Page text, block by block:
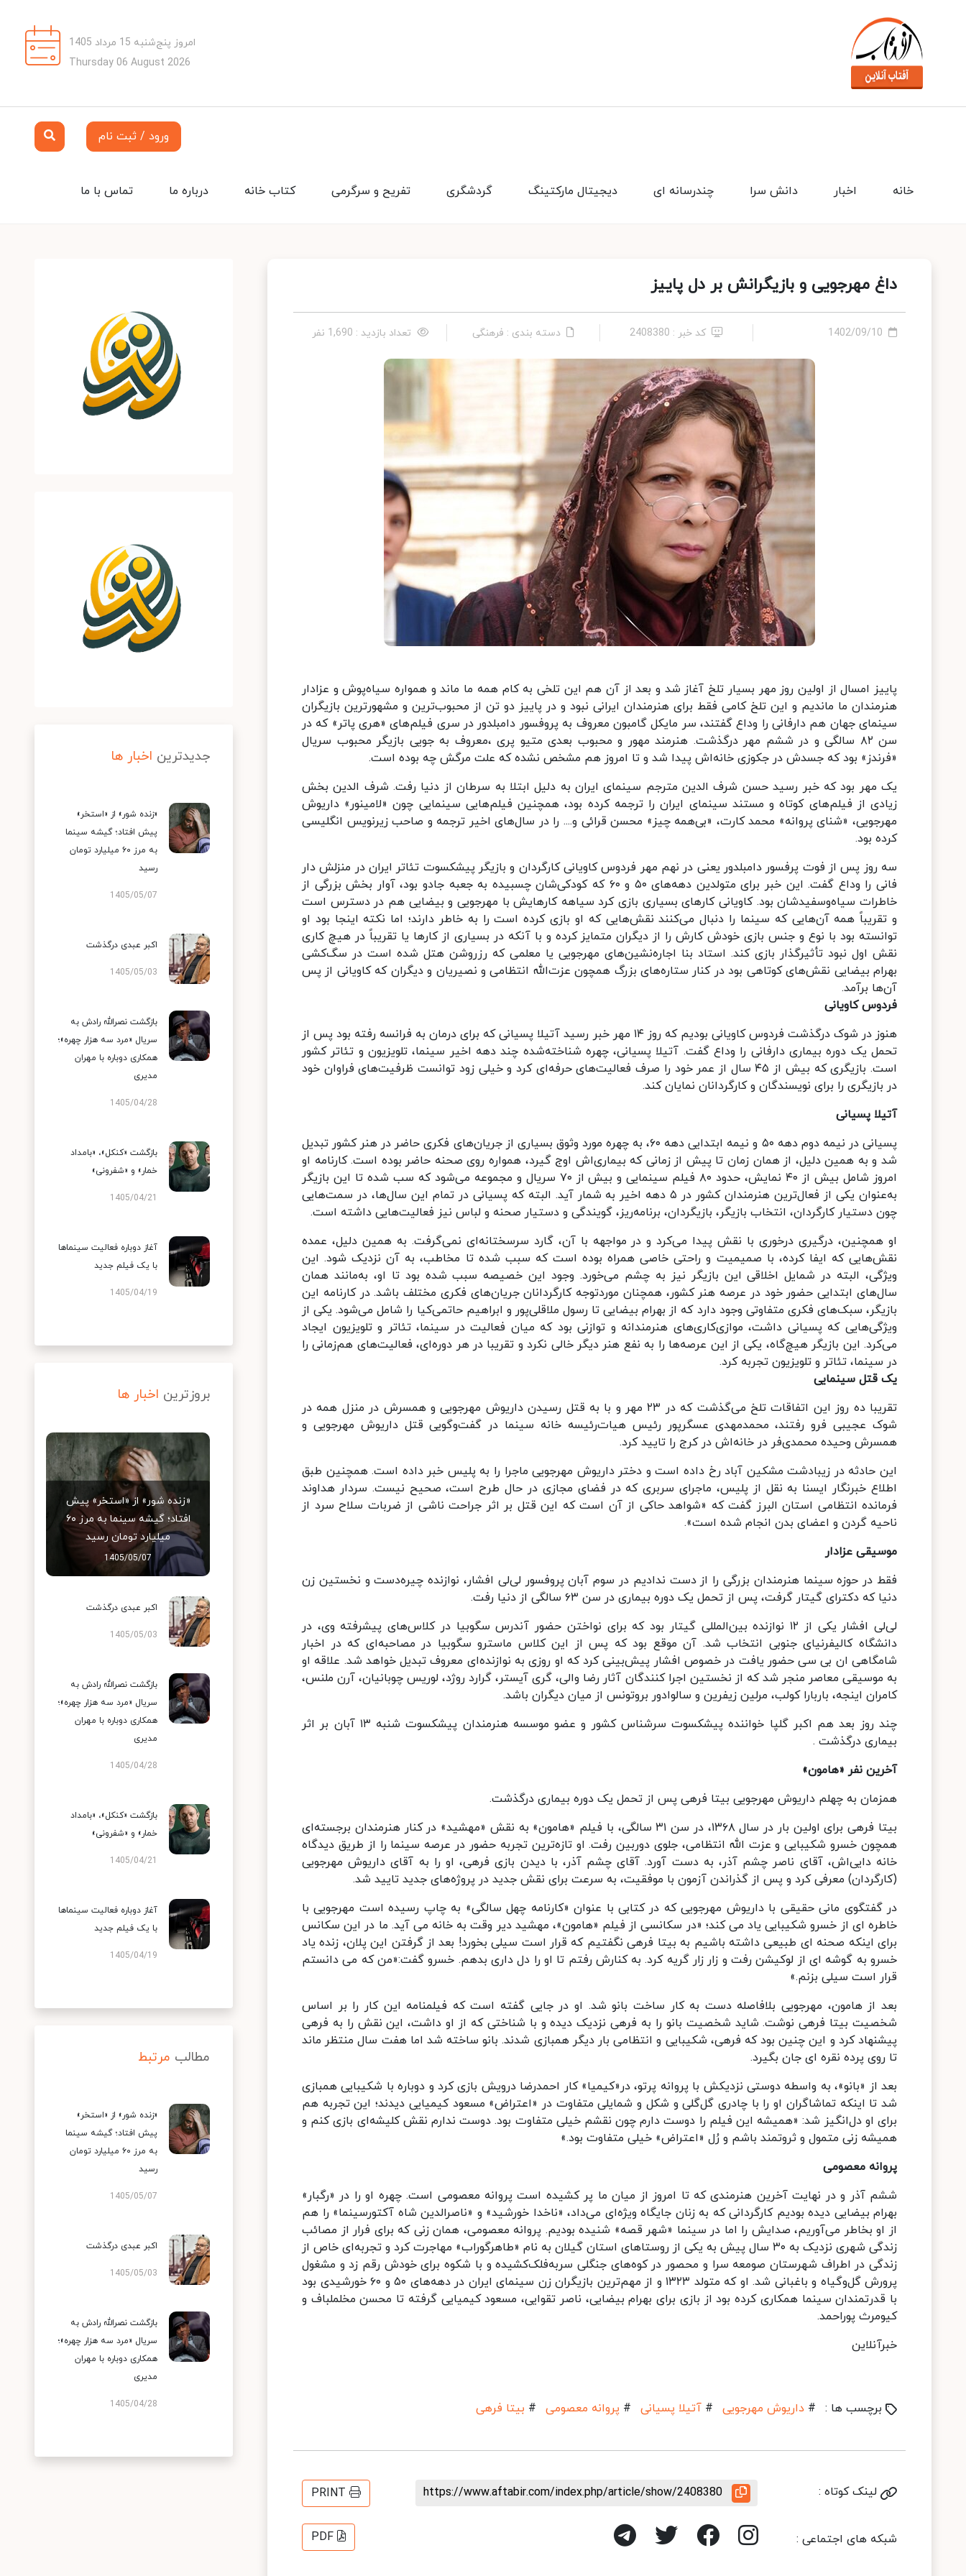
امروز پنج‌شنبه 15 مرداد 1405
Thursday 06 August 2026
ورود / ثبت نام
تماس با ما درباره ما کتاب خانه تفریح و سرگرمی گردشگری دیجیتال مارکتینگ چندرسانه ای دانش سرا اخبار خانه
داغ مهرجویی و بازیگرانش بر دل پاییز
1402/09/10 کد خبر : 2408380 دسته بندی : فرهنگی تعداد بازدید : 1,690 نفر
پاییز امسال از اولین روز مهر بسیار تلخ آغاز شد و بعد از آن هم این تلخی به کام همه ما ماند و همواره سیاه‌پوش و عزادار
هنرمندان ما ماندیم و این تلخ کامی فقط برای هنرمندان ایرانی نبود و در پاییز دو تن از محبوب‌ترین و مشهورترین بازیگران
سینمای جهان هم دارفانی را وداع گفتند، سر مایکل گامبون معروف به پروفسور دامبلدور در سری فیلم‌های «هری پاتر» که در
سن ۸۲ سالگی و در ششم مهر درگذشت. هنرمند مهور و محبوب بعدی متیو پری ،معروف به جویی بازیگر محبوب سریال
«فرندز» بود که جسدش در جکوزی خانه‌اش پیدا شد و تا امروز هم مشخص نشده که علت مرگش چه بوده است.
یک مهر بود که خبر رسید حسن شرف الدین مترجم سینمای ایران به دلیل ابتلا به سرطان از دنیا رفت. شرف الدین بخش
زیادی از فیلم‌های کوتاه و مستند سینمای ایران را ترجمه کرده بود، همچنین فیلم‌هایی سینمایی چون «لامینور» داریوش
مهرجویی، «شنای پروانه» محمد کارت، «بی‌همه چیز» محسن قرائی و.... را در سال‌های اخیر ترجمه و صاحب زیرنویس انگلیسی
کرده بود.
سه روز پس از فوت پرفسور دامبلدور یعنی در نهم مهر فردوس کاویانی کارگردان و بازیگر پیشکسوت تئاتر ایران در منزلش دار
فانی را وداع گفت. این خبر برای متولدین دهه‌های ۵۰ و ۶۰ که کودکی‌شان چسبیده به جعبه جادو بود، آوار بخش بزرگی از
خاطرات سیاه‌وسفیدشان بود. کاویانی کارهای بسیاری بازی کرد سیاهه کارهایش با مهرجویی و بیضایی هم در دسترس است
و تقریباً همه آن‌هایی که سینما را دنبال می‌کنند نقش‌هایی که او بازی کرده است را به خاطر دارند؛ اما نکته اینجا بود او
توانسته بود با نوع و جنس بازی خودش کارش را از دیگران متمایز کرده و با آنکه در بسیاری از کارها یا تقریباً در هیچ کاری
نقش اول نبود تأثیرگذار بازی کند. استاد بنا اجاره‌نشین‌های مهرجویی یا معلمی که رزروشن هتل شده است در سگ‌کشی
بهرام بیضایی نقش‌های کوتاهی بود در کنار ستاره‌های بزرگ همچون عزت‌الله انتظامی و نصیریان و دیگران که کاویانی از پس
آن‌ها برآمد.
فردوس کاویانی
هنوز در شوک درگذشت فردوس کاویانی بودیم که روز ۱۴ مهر خبر رسید آتیلا پسیانی که برای درمان به فرانسه رفته بود پس از
تحمل یک دوره بیماری دارفانی را وداع گفت. آتیلا پسیانی، چهره شناخته‌شده چند دهه اخیر سینما، تلویزیون و تئاتر کشور
است. بازیگری که بیش از ۴۵ سال از عمر خود را صرف فعالیت‌های حرفه‌ای کرد و خیلی زود توانست ظرفیت‌های فراوان خود
در بازیگری را برای نویسندگان و کارگردانان نمایان کند.
آتیلا پسیانی
پسیانی در نیمه دوم دهه ۵۰ و نیمه ابتدایی دهه ۶۰، به چهره مورد وثوق بسیاری از جریان‌های فکری حاضر در هنر کشور تبدیل
شد و به همین دلیل، از همان زمان تا پیش از زمانی که بیماری‌اش اوج گیرد، همواره روی صحنه حاضر بوده است. کارنامه او
امروز شامل بیش از ۴۰ نمایش، حدود ۸۰ فیلم سینمایی و بیش از ۷۰ سریال و مجموعه می‌شود که سب شده تا این بازیگر
به‌عنوان یکی از فعال‌ترین هنرمندان کشور در ۵ دهه اخیر به شمار آید. البته که پسیانی در تمام این سال‌ها، در سمت‌هایی
چون دستیار کارگردان، انتخاب بازیگر، بازیگردان، برنامه‌ریز، گویندگی و دستیار صحنه و لباس نیز فعالیت‌هایی داشته است.
او همچنین، درگیری درخوری با نقش پیدا می‌کرد و در مواجهه با آن، گارد سرسختانه‌ای نمی‌گرفت. به همین دلیل، عمده
نقش‌هایی که ایفا کرده، با صمیمیت و راحتی خاصی همراه بوده است که سبب شده تا مخاطب، به آن نزدیک شود. این
ویژگی، البته در شمایل اخلاقی این بازیگر نیز به چشم می‌خورد. وجود این خصیصه سبب شده بود تا او، به‌مانند همان
سال‌های ابتدایی حضور خود در عرصه هنر کشور، همچنان موردتوجه کارگردانان جریان‌های فکری مختلف باشد. در کارنامه این
بازیگر، سبک‌های فکری متفاوتی وجود دارد که از بهرام بیضایی تا رسول ملاقلی‌پور و ابراهیم حاتمی‌کیا را شامل می‌شود. یکی از
ویژگی‌هایی که پسیانی داشت، موازی‌کاری‌های هنرمندانه و توازنی بود که میان فعالیت در سینما، تئاتر و تلویزیون ایجاد
می‌کرد. این بازیگر هیچ‌گاه، یکی از این عرصه‌ها را به نفع هنر دیگر خالی نکرد و تقریبا در هر دوره‌ای، فعالیت‌های هم‌زمانی را
در سینما، تئاتر و تلویزیون تجربه کرد.
یک قتل سینمایی
تقریبا ده روز این اتفاقات تلخ می‌گذشت که در ۲۳ مهر و با به قتل رسیدن داریوش مهرجویی و همسرش در منزل همه در
شوک عجیبی فرو رفتند، محمدمهدی عسگرپور رئیس هیات‌رئیسه خانه سینما در گفت‌وگویی قتل داریوش مهرجویی و
همسرش وحیده محمدی‌فر در خانه‌اش در کرج را تایید کرد.
این حادثه در زیبادشت مشکین آباد رخ داده است و دختر داریوش مهرجویی ماجرا را به پلیس خبر داده است. همچنین طبق
اطلاع خبرنگار ایسنا به نقل از پلیس، ماجرای سربری که در فضای مجازی در حال طرح است، صحیح نیست. سردار هداوند
فرمانده انتظامی استان البرز گفت که «شواهد حاکی از آن است که این قتل بر اثر جراحت ناشی از ضربات سلاح سرد از
ناحیه گردن و اعضای بدن انجام شده است».
موسیقی عزادار
فقط در حوزه سینما هنرمندان بزرگی را از دست ندادیم در سوم آبان پروفسور لی‌لی افشار، نوازنده چیره‌دست و نخستین زن
دنیا که دکترای گیتار گرفت، پس از تحمل یک دوره بیماری در سن ۶۳ سالگی از دنیا رفت.
لی‌لی افشار یکی از ۱۲ نوازنده بین‌المللی گیتار بود که برای نواختن حضور آندرس سگوبیا در کلاس‌های پیشرفته وی، در
دانشگاه کالیفرنیای جنوبی انتخاب شد. آن موقع بود که پس از این کلاس ماسترو سگوبیا در مصاحبه‌ای که در اخبار
شامگاهی ان بی سی حضور یافت در خصوص افشار پیش‌بینی کرد که او روزی به نوازنده‌ای معروف تبدیل خواهد شد. علاقه او
به موسیقی معاصر منجر شد که از نخستین اجرا کنندگان آثار رضا والی، گری آیستر، گرارد روژد، لوریس چوبانیان، آرن ملنس،
کامران اینجه، باربارا کولب، مرلین زیفرین و سالوادور بروتونس از میان دیگران باشد.
چند روز بعد هم اکبر گلپا خواننده پیشکسوت سرشناس کشور و عضو موسسه هنرمندان پیشکسوت شنبه ۱۳ آبان بر اثر
بیماری درگذشت .
آخرین نفر «هامون»
همزمان به چهلم داریوش مهرجویی بیتا فرهی پس از تحمل یک دوره بیماری درگذشت.
بیتا فرهی برای اولین بار در سال ۱۳۶۸، در سن ۳۱ سالگی، با فیلم «هامون» به نقش «مهشید» در کنار هنرمندان برجسته‌ای
همچون خسرو شکیبایی و عزت الله انتظامی، جلوی دوربین رفت. او تازه‌ترین تجربه حضور در عرصه سینما را از طریق دیدگاه
خانه دایی‌اش، آقای ناصر چشم آذر، به دست آورد. آقای چشم آذر، با دیدن بازی فرهی، او را به آقای داریوش مهرجویی
(کارگردان) معرفی کرد و پس از گذراندن آزمون با موفقیت، به سرعت برای نقش جدید در پروژه‌های جدید تایید شد.
در گفتگوی مانی حقیقی با داریوش مهرجویی که در کتابی با عنوان «کارنامه چهل سالگی» به چاپ رسیده است مهرجویی با
خاطره ای از خسرو شکیبایی یاد می کند؛ «در سکانسی از فیلم «هامون»، مهشید دیر وقت به خانه می آید. ما در این سکانس
برای اینکه صحنه ای طبیعی داشته باشیم به بیتا فرهی نگفتیم که قرار است سیلی بخورد! بعد از گرفتن این پلان، زنده یاد
خسرو به گوشه ای از لوکیشن رفت و زار زار گریه کرد. به کنارش رفتم تا او را دل داری بدهم. خسرو گفت:«من که می دانستم
قرار است سیلی بزنم.»
بعد از هامون، مهرجویی بلافاصله دست به کار ساخت بانو شد. او در جایی گفته است که فیلمنامه این کار را بر اساس
شخصیت بیتا فرهی نوشت. شاید شخصیت بانو را به فرهی نزدیک دیده و با شناختی که از او داشت، این نقش را به فرهی
پیشنهاد کرد و این چنین بود که فرهی، شکیبایی و انتظامی بار دیگر همبازی شدند. بانو ساخته شد اما هفت سال منتظر ماند
تا روی پرده نقره ای جان بگیرد.
بعد از «بانو»، به واسطه دوستی نزدیکش با پروانه پرتو، در«کیمیا» کار احمدرضا درویش بازی کرد و دوباره با شکیبایی همبازی
شد تا اینکه تماشاگران او را با چادری گل‌گلی و شکل و شمایلی متفاوت در «اعتراض» مسعود کیمیایی دیدند؛ این تجربه‌ هم
برای او دل‌انگیز شد: «همیشه این فیلم را دوست دارم چون نقشم خیلی متفاوت بود. دوست ندارم نقش کلیشه‌ای بازی کنم و
همیشه زنی متمول و ثروتمند باشم و رُل «اعتراض» خیلی متفاوت بود.»
پروانه معصومی
ششم آذر و در نهایت آخرین هنرمندی که تا امروز از میان ما پر کشیده است پروانه معصومی است. چهره او را در «رگبار»
بهرام بیضایی دیده بودیم کارگردانی که به زنان جایگاه ویژه‌ای می‌داد، «ناخدا خورشید» و «ناصرالدین شاه آکتورسینما» را هم
از او بخاطر می‌آوریم، صدایش را اما در سینما «شهر قصه» شنیده بودیم. پروانه معصومی، همان زنی که برای فرار از مصائب
زندگی شهری نزدیک به ۳۰ سال پیش به یکی از روستاهای استان گیلان به نام «طاهرگوراب» مهاجرت کرد و تجربه‌ای خاص از
زندگی در اطراف شهرستان صومعه سرا و محصور در کوه‌های جنگلی سربه‌فلک‌کشیده و با شکوه برای خودش رقم زد و مشغول
پرورش گل‌وگیاه و باغبانی شد. او که متولد ۱۳۲۳ و از مهم‌ترین بازیگران زن سینمای ایران در دهه‌های ۵۰ و ۶۰ خورشیدی بود
با قدرتمندان سینما همکاری کرده بود از بازی برای بهرام بیضایی، ناصر تقوایی، مسعود کیمیایی گرفته تا محسن مخلملباف و
کیومرث پوراحمد.
خبرآنلاین
برچسب ها : # داریوش مهرجویی # آتیلا پسیانی # پروانه معصومی # بیتا فرهی
لینک کوتاه : https://www.aftabir.com/index.php/article/show/2408380
PRINT
شبکه های اجتماعی : PDF
جدیدترین اخبار ها
«زنده شور» از «استخر»
پیش افتاد؛ گیشه سینما
به مرز ۶۰ میلیارد تومان
رسید
1405/05/07
اکبر عبدی درگذشت
1405/05/03
بازگشت نصرالله رادش به
سریال «مرد سه هزار چهره»؛
همکاری دوباره با مهران
مدیری
1405/04/28
بازگشت «کنکل»، «بامداد
خمار» و «شفرونی»
1405/04/21
آغاز دوباره فعالیت سینماها
با یک فیلم جدید
1405/04/19
بروزترین اخبار ها
«زنده شور» از «استخر» پیش
افتاد؛ گیشه سینما به مرز ۶۰
میلیارد تومان رسید
1405/05/07
اکبر عبدی درگذشت
1405/05/03
بازگشت نصرالله رادش به
سریال «مرد سه هزار چهره»؛
همکاری دوباره با مهران
مدیری
1405/04/28
بازگشت «کنکل»، «بامداد
خمار» و «شفرونی»
1405/04/21
آغاز دوباره فعالیت سینماها
با یک فیلم جدید
1405/04/19
مطالب مرتبط
«زنده شور» از «استخر»
پیش افتاد؛ گیشه سینما
به مرز ۶۰ میلیارد تومان
رسید
1405/05/07
اکبر عبدی درگذشت
1405/05/03
بازگشت نصرالله رادش به
سریال «مرد سه هزار چهره»؛
همکاری دوباره با مهران
مدیری
1405/04/28